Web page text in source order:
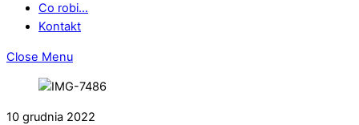
Co robi…
Kontakt
Close Menu
10 grudnia 2022